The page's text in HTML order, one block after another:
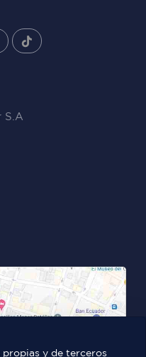
S.A
y de terceros